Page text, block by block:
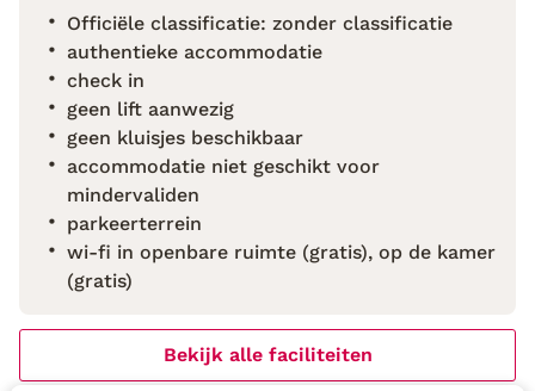
Officiële classificatie: zonder classificatie
authentieke accommodatie
check in
geen lift aanwezig
geen kluisjes beschikbaar
accommodatie niet geschikt voor
mindervaliden
parkeerterrein
wi-fi in openbare ruimte (gratis), op de kamer
(gratis)
Bekijk alle faciliteiten